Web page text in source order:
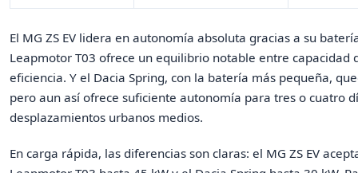
El MG ZS EV lidera en autonomía absoluta gracias a su
Leapmotor T03 ofrece un equilibrio notable entre capacidad
eficiencia. Y el Dacia Spring, con la batería más pequeña,
pero aun así ofrece suficiente autonomía para tres o cuatro
desplazamientos urbanos medios.
En carga rápida, las diferencias son claras: el MG ZS EV